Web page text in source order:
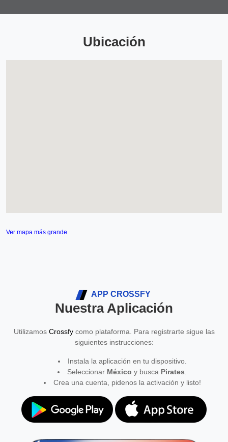
Ubicación
Ver mapa más grande
APP CROSSFY
Nuestra Aplicación
Utilizamos Crossfycomo plataforma. Para registrarte sigue las
siguientes instrucciones:
Instala la aplicación en tu dispositivo.
Seleccionar México y busca Pirates
Crea una cuenta, pidenos la activación y listo!